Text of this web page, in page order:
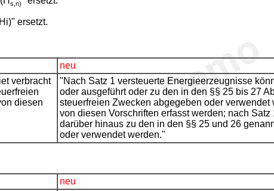
s,n)
ersetzt.
neu
verbracht
diesen
"Nach Satz 1 versteuerte Energieerzeugnisse
oder ausgeführt oder zu den in den §§ 25 bis 27
steuerfreien Zwecken abgegeben oder
von diesen Vorschriften erfasst werden; nach
darüber hinaus zu den in den §§ 25 und 26
oder verwendet werden."
neu